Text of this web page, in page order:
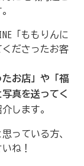
「ももりんに
ださったお客
たお店」や「福
真を送ってく
します。
っている方、
ね！